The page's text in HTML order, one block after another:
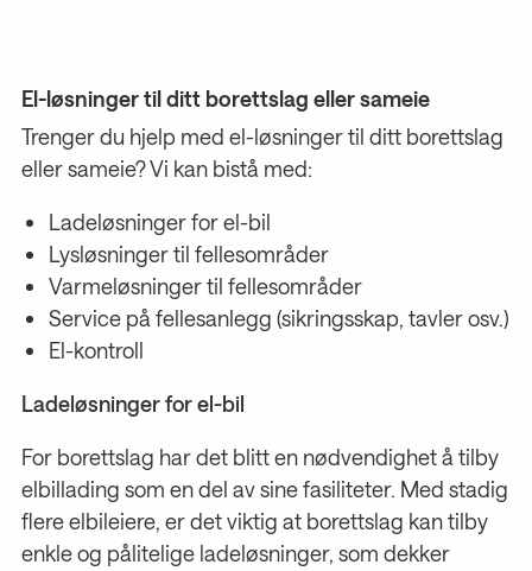
El-løsninger til ditt borettslag eller sameie
Trenger du hjelp med el-løsninger til ditt borettslag
eller sameie? Vi kan bistå med:
Ladeløsninger for el-bil
Lysløsninger til fellesområder
Varmeløsninger til fellesområder
Service på fellesanlegg (sikringsskap, tavler osv.)
El-kontroll
Ladeløsninger for el-bil
For borettslag har det blitt en nødvendighet å tilby
elbillading som en del av sine fasiliteter. Med stadig
flere elbileiere, er det viktig at borettslag kan tilby
enkle og pålitelige ladeløsninger, som dekker